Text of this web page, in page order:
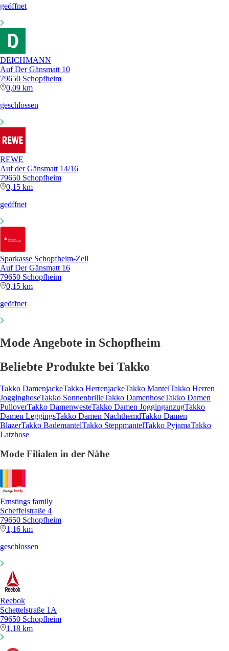
geöffnet
DEICHMANN
Auf Der Gänsmatt 10
79650 Schopfheim
0,09 km
geschlossen
REWE
Auf der Gänsmatt 14/16
79650 Schopfheim
0,15 km
geöffnet
Sparkasse Schopfheim-Zell
Auf Der Gänsmatt 16
79650 Schopfheim
0,15 km
geöffnet
Mode Angebote in Schopfheim
Beliebte Produkte bei Takko
Takko DamenjackeTakko HerrenjackeTakko MantelTakko Herren
JogginghoseTakko SonnenbrilleTakko DamenhoseTakko Damen
PulloverTakko DamenwesteTakko Damen JogginganzugTakko
Damen LeggingsTakko Damen NachthemdTakko Damen
BlazerTakko BademantelTakko SteppmantelTakko PyjamaTakko
Latzhose
Mode Filialen in der Nähe
Ernstings family
Scheffelstraße 4
79650 Schopfheim
1,16 km
geschlossen
Reebok
Schettelstraße 1A
79650 Schopfheim
1,18 km